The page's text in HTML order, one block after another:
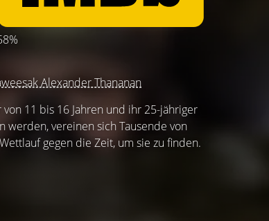
Alexander Thananan
11 bis 16 Jahren und ihr 25-jähriger
vereinen sich Tausende von
gegen die Zeit, um sie zu finden.